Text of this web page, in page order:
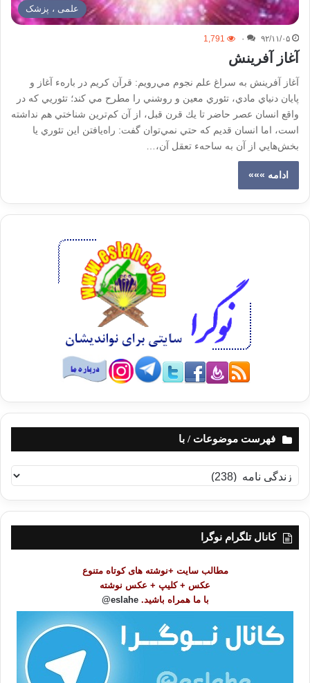
علمی ، پزشک
۹۲/۱۱/۰۵ ۰ 1,791
آغاز آفرينش
آغاز آفرينش به سراغ علم نجوم مي‌رويم: قرآن كريم در بارهء آغاز و
پايان دنياي مادي، تئوري معين و روشني را مطرح مي كند؛ تئوريي كه در
واقع انسان عصر حاضر تا يك قرن قبل، از آن كم‌ترين شناختي هم نداشته
است، اما انسان قديم كه حتي نمي‌توان گفت: راه‌يافتن اين تئوري يا
بخش‌هايي از آن به ساحهء تعقل آن،…
ادامه »»»
فهرست موضوعات / با
ه
ر
کانال تلگرام نوگرا
مطالب سایت +نوشته های کوتاه متنوع
عکس + کلیپ + عکس نوشته
با ما همراه باشید. eslahe@